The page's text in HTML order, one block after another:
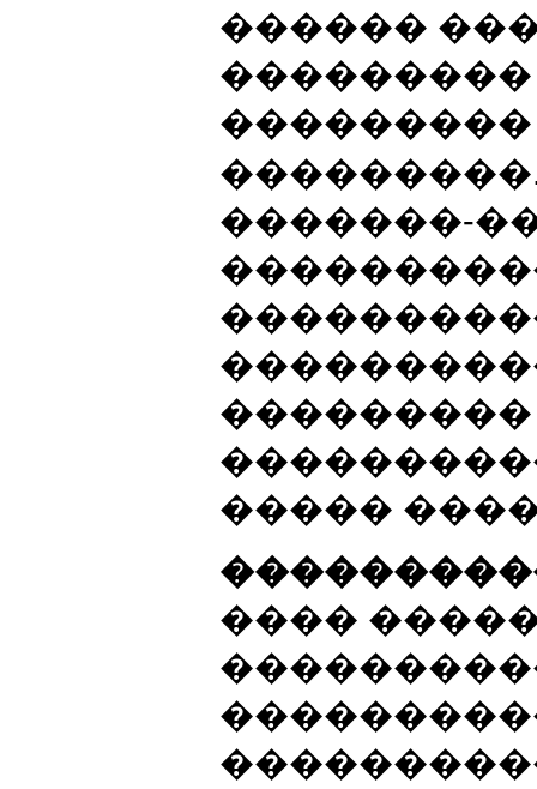
������
���������
�������-
�����
����